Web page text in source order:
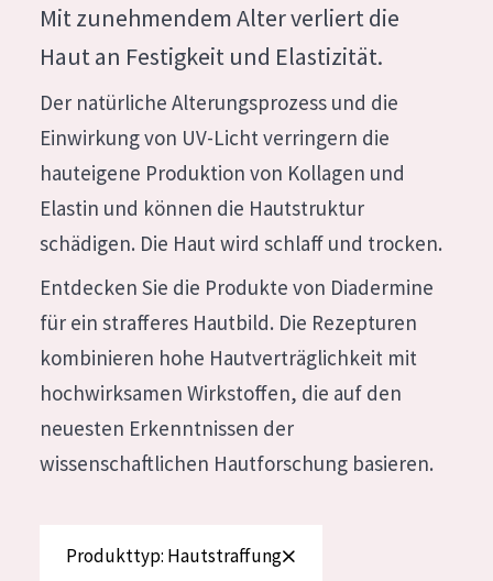
Feuchtigkeit und Ausstrahlung
Faltenreduzierung
Hautregeneration
Hautstraffung
PRODUKTTYP
Tagescreme
Nachtcreme
Augencreme
Serum
PRODUKTLINIE
Lift+
German
Spanish
Greek
Mit zunehmendem Alter verliert die
Haut an Festigkeit und Elastizität.
Der natürliche Alterungsprozess und die
Einwirkung von UV-Licht verringern die
hauteigene Produktion von Kollagen und
Elastin und können die Hautstruktur
schädigen. Die Haut wird schlaff und trocken.
Entdecken Sie die Produkte von Diadermine
für ein strafferes Hautbild. Die Rezepturen
kombinieren hohe Hautverträglichkeit mit
hochwirksamen Wirkstoffen, die auf den
neuesten Erkenntnissen der
wissenschaftlichen Hautforschung basieren.
Produkttyp: Hautstraffung